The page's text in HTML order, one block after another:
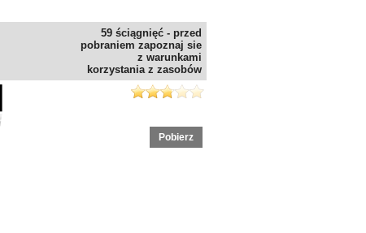
59 ściągnięć - przed
pobraniem zapoznaj sie
z warunkami
korzystania z zasobów
Pobierz